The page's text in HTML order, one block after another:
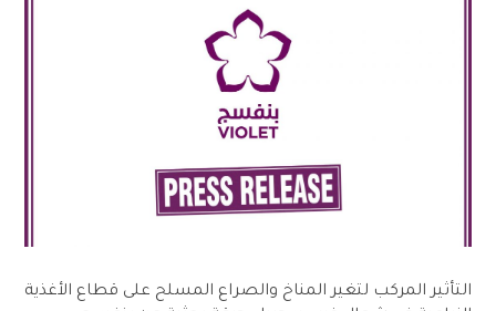
التأثير المركب لتغير المناخ والصراع المسلح على قطاع الأغذية